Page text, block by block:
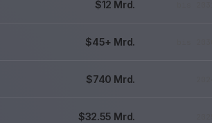
$12 Mrd.
$45+ Mrd.
$740 Mrd.
$32.55 Mrd.